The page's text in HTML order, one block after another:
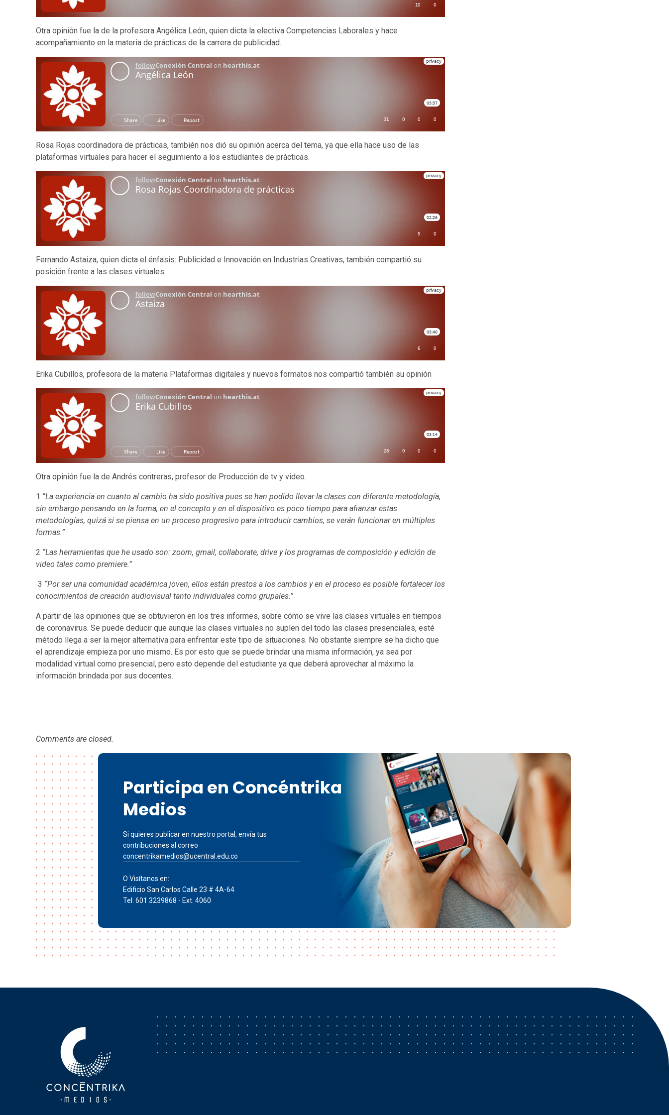
Otra opinión fue la de la profesora Angélica León, quien dicta la electiva Competencias Laborales y hace
acompañamiento en la materia de prácticas de la carrera de publicidad.
Rosa Rojas coordinadora de prácticas, también nos dió su opinión acerca del tema, ya que ella hace uso de las
plataformas virtuales para hacer el seguimiento a los estudiantes de prácticas.
Fernando Astaiza, quien dicta el énfasis: Publicidad e Innovación en Industrias Creativas, también compartió su
posición frente a las clases virtuales.
Erika Cubillos, profesora de la materia Plataformas digitales y nuevos formatos nos compartió también su opinión
Otra opinión fue la de Andrés contreras, profesor de Producción de tv y video.
1 “La experiencia en cuanto al cambio ha sido positiva pues se han podido llevar la clases con diferente metodología,
sin embargo pensando en la forma, en el concepto y en el dispositivo es poco tiempo para afianzar estas
metodologías, quizá si se piensa en un proceso progresivo para introducir cambios, se verán funcionar en múltiples
formas.”
2 “Las herramientas que he usado son: zoom, gmail, collaborate, drive y los programas de composición y edición de
video tales como premiere.”
3 “Por ser una comunidad académica joven, ellos están prestos a los cambios y en el proceso es posible fortalecer los
conocimientos de creación audiovisual tanto individuales como grupales.”
A partir de las opiniones que se obtuvieron en los tres informes, sobre cómo se vive las clases virtuales en tiempos
de coronavirus. Se puede deducir que aunque las clases virtuales no suplen del todo las clases presenciales, esté
método llega a ser la mejor alternativa para enfrentar este tipo de situaciones. No obstante siempre se ha dicho que
el aprendizaje empieza por uno mismo. Es por esto que se puede brindar una misma información, ya sea por
modalidad virtual como presencial, pero esto depende del estudiante ya que deberá aprovechar al máximo la
información brindada por sus docentes.
Comments are closed.
Participa en Concéntrika
Medios
Si quieres publicar en nuestro portal, envía tus
contribuciones al correo
concentrikamedios@ucentral.edu.co
O Visítanos en:
Edificio San Carlos Calle 23 # 4A-64
Tel: 601 3239868 - Ext. 4060